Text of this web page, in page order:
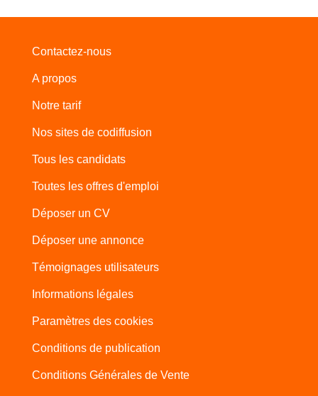
Contactez-nous
A propos
Notre tarif
Nos sites de codiffusion
Tous les candidats
Toutes les offres d'emploi
Déposer un CV
Déposer une annonce
Témoignages utilisateurs
Informations légales
Paramètres des cookies
Conditions de publication
Conditions Générales de Vente